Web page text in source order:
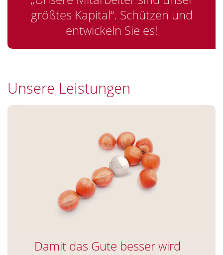
größtes Kapital“. Schützen und
entwickeln Sie es!
Unsere Leistungen
Damit das Gute besser wird